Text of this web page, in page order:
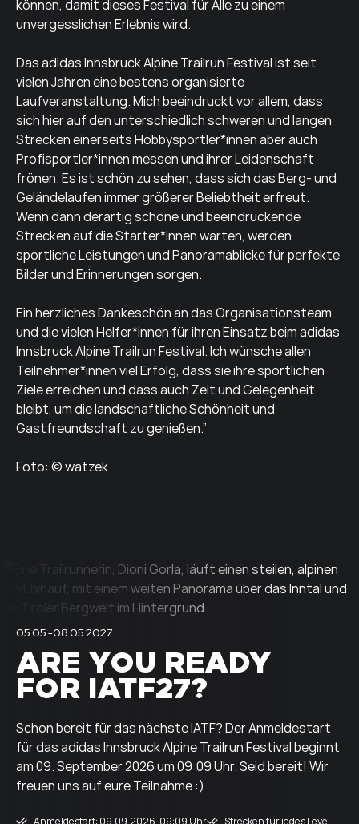
können, damit dieses Festival für Alle zu einem
unvergesslichen Erlebnis wird.
Das adidas Innsbruck Alpine Trailrun Festival ist seit
vielen Jahren eine bestens organisierte
Laufveranstaltung. Mich beeindruckt vor allem, dass
sich hier auf den unterschiedlich schweren und langen
Strecken einerseits Hobbysportler*innen aber auch
Profisportler*innen messen und ihrer Leidenschaft
frönen. Es ist schön zu sehen, dass sich das Berg- und
Geländelaufen immer größerer Beliebtheit erfreut.
Wenn dann derartig schöne und beeindruckende
Strecken auf die Starter*innen warten, werden
sportliche Leistungen und Panoramablicke für perfekte
Bilder und Erinnerungen sorgen.
Ein herzliches Dankeschön an das Organisationsteam
und die vielen Helfer*innen für ihren Einsatz beim adidas
Innsbruck Alpine Trailrun Festival. Ich wünsche allen
Teilnehmer*innen viel Erfolg, dass sie ihre sportlichen
Ziele erreichen und dass auch Zeit und Gelegenheit
bleibt, um die landschaftliche Schönheit und
Gastfreundschaft zu genießen.”
Foto: © watzek
05.05.-08.05.2027
ARE YOU READY
FOR IATF27?
Schon bereit für das nächste IATF? Der Anmeldestart
für das adidas Innsbruck Alpine Trailrun Festival beginnt
am 09. September 2026 um 09:09 Uhr. Seid bereit! Wir
freuen uns auf eure Teilnahme :)
Anmeldestart: 09.09.2026, 09:09 Uhr Strecken für jedes Level